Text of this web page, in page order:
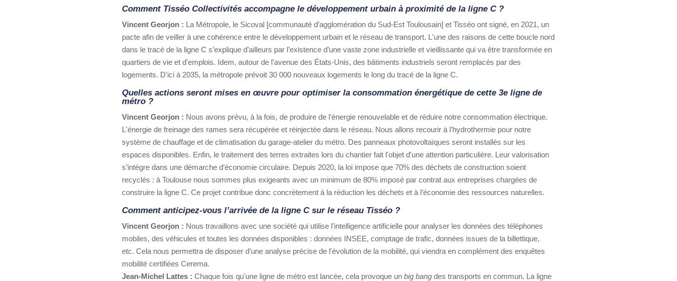
Comment Tisséo Collectivités accompagne le développement urbain à proximité de la ligne C ?
Vincent Georjon : La Métropole, le Sicoval [communauté d’agglomération du Sud-Est Toulousain] et Tisséo ont signé, en 2021, un
pacte afin de veiller à une cohérence entre le développement urbain et le réseau de transport. L'une des raisons de cette boucle nord
dans le tracé de la ligne C s’explique d’ailleurs par l’existence d’une vaste zone industrielle et vieillissante qui va être transformée en
quartiers de vie et d'emplois. Idem, autour de l'avenue des États-Unis, des bâtiments industriels seront remplacés par des
logements. D'ici à 2035, la métropole prévoit 30 000 nouveaux logements le long du tracé de la ligne C.
Quelles actions seront mises en œuvre pour optimiser la consommation énergétique de cette 3e ligne de
métro ?
Vincent Georjon : Nous avons prévu, à la fois, de produire de l’énergie renouvelable et de réduire notre consommation électrique.
L'énergie de freinage des rames sera récupérée et réinjectée dans le réseau. Nous allons recourir à l’hydrothermie pour notre
système de chauffage et de climatisation du garage-atelier du métro. Des panneaux photovoltaïques seront installés sur les
espaces disponibles. Enfin, le traitement des terres extraites lors du chantier fait l'objet d'une attention particulière. Leur valorisation
s’intègre dans une démarche d’économie circulaire. Depuis 2020, la loi impose que 70% des déchets de construction soient
recyclés : à Toulouse nous sommes plus exigeants avec un minimum de 80% imposé par contrat aux entreprises chargées de
construire la ligne C. Ce projet contribue donc concrètement à la réduction les déchets et à l’économie des ressources naturelles.
Comment anticipez-vous l’arrivée de la ligne C sur le réseau Tisséo ?
Vincent Georjon : Nous travaillons avec une société qui utilise l'intelligence artificielle pour analyser les données des téléphones
mobiles, des véhicules et toutes les données disponibles : données INSEE, comptage de trafic, données issues de la billettique,
etc. Cela nous permettra de disposer d’une analyse précise de l'évolution de la mobilité, qui viendra en complément des enquêtes
mobilité certifiées Cerema.
Jean-Michel Lattes : Chaque fois qu'une ligne de métro est lancée, cela provoque un big bangdes transports en commun. La ligne